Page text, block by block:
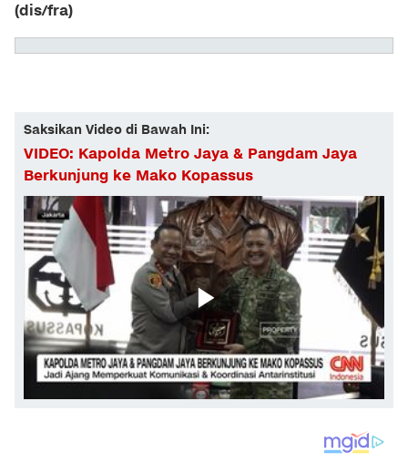
(dis/fra)
Saksikan Video di Bawah Ini:
VIDEO: Kapolda Metro Jaya & Pangdam Jaya
Berkunjung ke Mako Kopassus